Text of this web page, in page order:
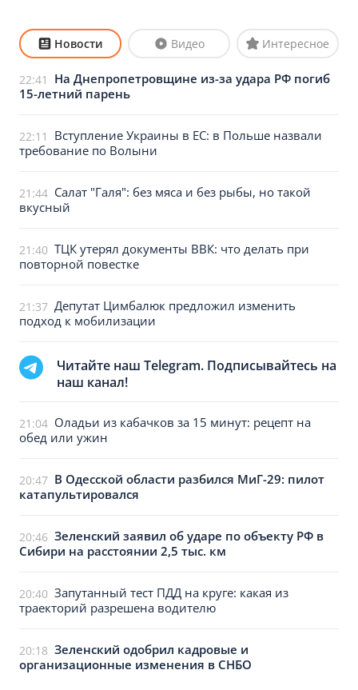
Новости Видео Интересное
22:41
На Днепропетровщине из-за удара РФ погиб
15-летний парень
22:11
Вступление Украины в ЕС: в Польше назвали
требование по Волыни
21:44 Салат "Галя": без мяса и без рыбы, но такой
вкусный
21:40 ТЦК утерял документы ВВК: что делать при
повторной повестке
21:37 Депутат Цимбалюк предложил изменить
подход к мобилизации
Читайте наш Telegram. Подписывайтесь на
наш канал!
21:04 Оладьи из кабачков за 15 минут: рецепт на
обед или ужин
20:47 В Одесской области разбился МиГ-29: пилот
катапультировался
20:46 Зеленский заявил об ударе по объекту РФ в
Сибири на расстоянии 2,5 тыс. км
20:40 Запутанный тест ПДД на круге: какая из
траекторий разрешена водителю
20:18 Зеленский одобрил кадровые и
организационные изменения в СНБО